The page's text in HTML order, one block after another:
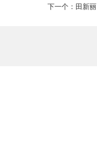
下一个： 田新丽